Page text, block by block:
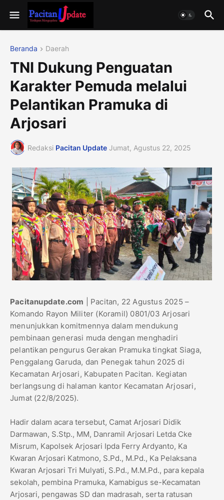
Beranda Daerah
TNI Dukung Penguatan
Karakter Pemuda melalui
Pelantikan Pramuka di
Arjosari
Redaksi Pacitan Update Jumat, Agustus 22, 2025
Pacitanupdate.com | Pacitan, 22 Agustus 2025 –
Komando Rayon Militer (Koramil) 0801/03 Arjosari
menunjukkan komitmennya dalam mendukung
pembinaan generasi muda dengan menghadiri
pelantikan pengurus Gerakan Pramuka tingkat Siaga,
Penggalang Garuda, dan Penegak tahun 2025 di
Kecamatan Arjosari, Kabupaten Pacitan. Kegiatan
berlangsung di halaman kantor Kecamatan Arjosari,
Jumat (22/8/2025).
Hadir dalam acara tersebut, Camat Arjosari Didik
Darmawan, S.Stp., MM, Danramil Arjosari Letda Cke
Misrum, Kapolsek Arjosari Ipda Ferry Ardyanto, Ka
Kwaran Arjosari Katmono, S.Pd., M.Pd., Ka Pelaksana
Kwaran Arjosari Tri Mulyati, S.Pd., M.M.Pd., para kepala
sekolah, pembina Pramuka, Kamabigus se-Kecamatan
Arjosari, pengawas SD dan madrasah, serta ratusan